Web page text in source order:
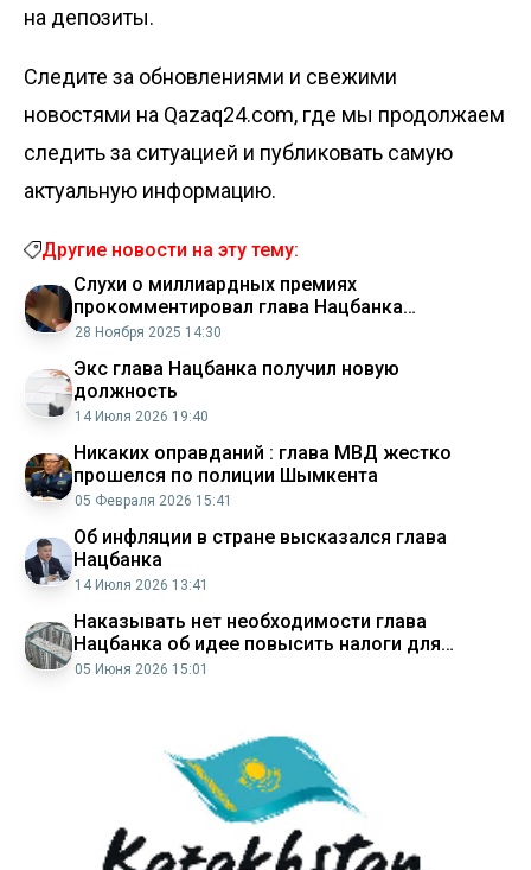
на депозиты.
Следите за обновлениями и свежими
новостями на Qazaq24.com, где мы продолжаем
следить за ситуацией и публиковать самую
актуальную информацию.
Другие новости на эту тему:
Слухи о миллиардных премиях
прокомментировал глава Нацбанка
Казахстана
28 Ноября 2025 14:30
Экс глава Нацбанка получил новую
должность
14 Июля 2026 19:40
Никаких оправданий : глава МВД жестко
прошелся по полиции Шымкента
05 Февраля 2026 15:41
Об инфляции в стране высказался глава
Нацбанка
14 Июля 2026 13:41
Наказывать нет необходимости глава
Нацбанка об идее повысить налоги для
владельцев нескольких квартир
05 Июня 2026 15:01